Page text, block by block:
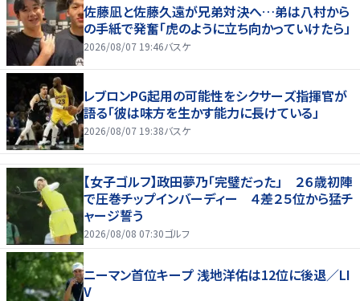
佐藤凪と佐藤久遠が兄弟対決へ…弟は八村から
の手紙で発奮「虎のように立ち向かっていけたら」
2026/08/07 19:46バスケ
レブロンPG起用の可能性をシクサーズ指揮官が
語る「彼は味方を生かす能力に長けている」
2026/08/07 19:38バスケ
【女子ゴルフ】政田夢乃「完璧だった」 ２６歳初陣
で圧巻チップインバーディー ４差２５位から猛チ
ャージ誓う
2026/08/08 07:30ゴルフ
ニーマン首位キープ 浅地洋佑は12位に後退／LI
V